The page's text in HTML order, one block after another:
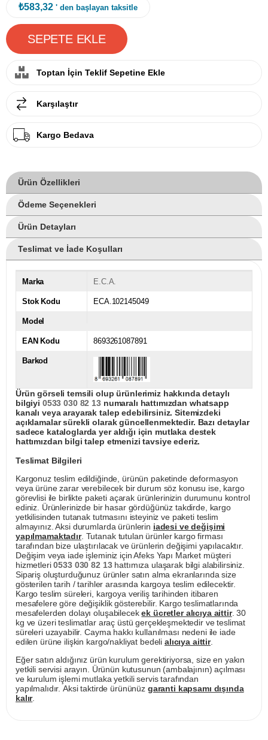
₺583,32 ' den başlayan taksitle
Toptan İçin Teklif Sepetine Ekle
Karşılaştır
Kargo Bedava
Ürün Özellikleri
Ödeme Seçenekleri
Ürün Detayları
Teslimat ve İade Koşulları
Marka E.C.A.
Stok Kodu ECA.102145049
Model
EAN Kodu 8693261087891
Barkod
Ürün görseli temsili olup ürünlerimiz hakkında detaylı
bilgiyi 0533 030 82 13numaralı hattımızdan whatsapp
kanalı veya arayarak talep edebilirsiniz. Sitemizdeki
açıklamalar sürekli olarak güncellenmektedir. Bazı detaylar
sadece kataloglarda yer aldığı için mutlaka destek
hattımızdan bilgi talep etmenizi tavsiye ederiz.
Teslimat Bilgileri
Kargonuz teslim edildiğinde, ürünün paketinde deformasyon
veya ürüne zarar verebilecek bir durum söz konusu ise, kargo
görevlisi ile birlikte paketi açarak ürünlerinizin durumunu kontrol
ediniz. Ürünlerinizde bir hasar gördüğünüz takdirde, kargo
yetkilisinden tutanak tutmasını isteyiniz ve paketi teslim
almayınız. Aksi durumlarda ürünlerin iadesi ve değişimi
yapılmamaktadır. Tutanak tutulan ürünler kargo firması
tarafından bize ulaştırılacak ve ürünlerin değişimi yapılacaktır.
Değişim veya iade işleminiz için Afeks Yapı Market müşteri
hizmetleri0533 030 82 13hattımıza ulaşarak bilgi alabilirsiniz.
Sipariş oluşturduğunuz ürünler satın alma ekranlarında size
gösterilen tarih / tarihler arasında kargoya teslim edilecektir.
Kargo teslim süreleri, kargoya veriliş tarihinden itibaren
mesafelere göre değişiklik gösterebilir. Kargo teslimatlarında
mesafelerden dolayı oluşabilecekek ücretler alıcıya aittir. 30
kg ve üzeri teslimatlar araç üstü gerçekleşmektedir ve teslimat
süreleri uzayabilir. Cayma hakkı kullanılması nedeni ile iade
edilen ürüne ilişkin kargo/nakliyat bedeli alıcıya aittir.
Eğer satın aldığınız ürün kurulum gerektiriyorsa, size en yakın
yetkili servisi arayın. Ürünün kutusunun (ambalajının) açılması
ve kurulum işlemi mutlaka yetkili servis tarafından
yapılmalıdır. Aksi taktirde ürününüz garanti kapsamı dışında
kalır.